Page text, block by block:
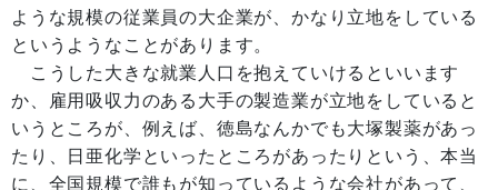
ような規模の従業員の大企業が、かなり立地をしている
というようなことがあります。
こうした大きな就業人口を抱えていけるといいます
か、雇用吸収力のある大手の製造業が立地をしていると
いうところが、例えば、徳島なんかでも大塚製薬があっ
たり、日亜化学といったところがあったりという、本当
に、全国規模で誰もが知っているような会社があって、